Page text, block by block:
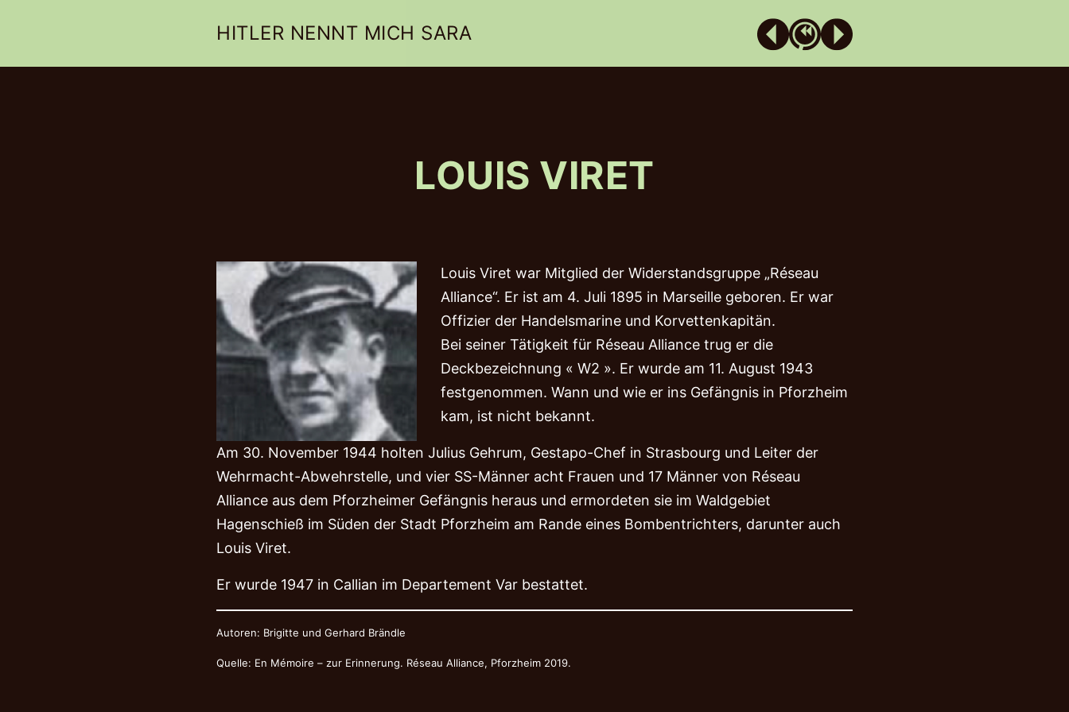
HITLER NENNT MICH SARA
INTRO
DEPORTATION • 8
ÜBERLEBEN • 9
ZERSTÖRUNG • 10
BEFREIUNG • 11
LOUIS VIRET
Louis Viret war Mitglied der Widerstandsgruppe „Réseau
Alliance“. Er ist am 4. Juli 1895 in Marseille geboren. Er war
Offizier der Handelsmarine und Korvettenkapitän.
Bei seiner Tätigkeit für Réseau Alliance trug er die
Deckbezeichnung « W2 ». Er wurde am 11. August 1943
festgenommen. Wann und wie er ins Gefängnis in Pforzheim
kam, ist nicht bekannt.
Am 30. November 1944 holten Julius Gehrum, Gestapo-Chef in Strasbourg und Leiter der
Wehrmacht-Abwehrstelle, und vier SS-Männer acht Frauen und 17 Männer von Réseau
Alliance aus dem Pforzheimer Gefängnis heraus und ermordeten sie im Waldgebiet
Hagenschieß im Süden der Stadt Pforzheim am Rande eines Bombentrichters, darunter auch
Louis Viret.
Er wurde 1947 in Callian im Departement Var bestattet.
Autoren: Brigitte und Gerhard Brändle
Quelle: En Mémoire – zur Erinnerung. Réseau Alliance, Pforzheim 2019.